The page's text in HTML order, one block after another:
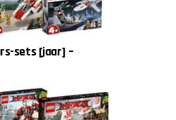
sets [jaar] –